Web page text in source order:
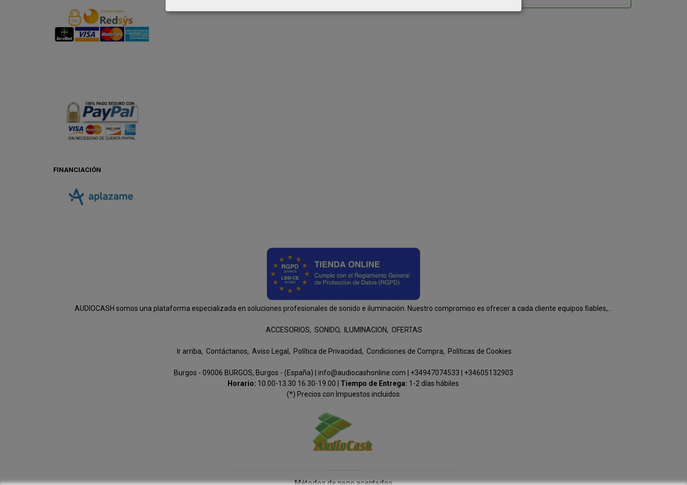
FINANCIACIÓN
AUDIOCASH somos una plataforma especializada en soluciones profesionales de sonido e iluminación. Nuestro compromiso es ofrecer a cada cliente equipos fiables,...
ACCESORIOS SONIDO ILUMINACION OFERTAS
Ir arriba Contáctanos Aviso Legal Política de Privacidad Condiciones de Compra Políticas de Cookies
Burgos - 09006 BURGOS, Burgos - (España) | info@audiocashonline.com | +34947074533
+34605132903
Horario: 10.00-13.30 16.30-19.00 | Tiempo de Entrega: 1-2 días hábiles
(*) Precios con Impuestos incluidos
Métodos de pago aceptados